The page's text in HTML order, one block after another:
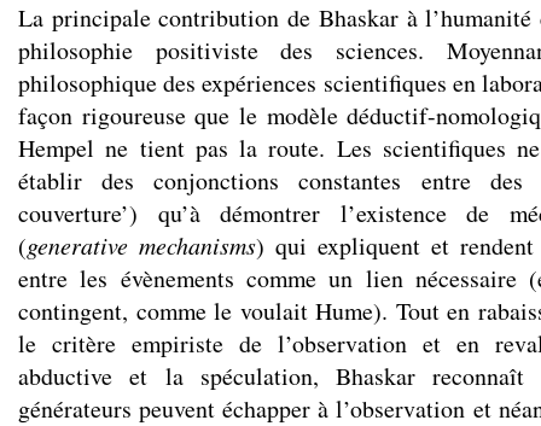
La principale contribution de Bhaskar à l’humanité
philosophie positiviste des sciences.
philosophique des expériences scientifiques en
façon rigoureuse que le modèle déductif-
Hempel ne tient pas la route. Les scientifiques
établir des conjonctions constantes entre des
couverture’) qu’à démontrer l’existence de
(generative mechanisms) qui expliquent et
entre les évènements comme un lien nécessaire
contingent, comme le voulait Hume). Tout en
le critère empiriste de l’observation et en
abductive et la spéculation, Bhaskar reconnaît
générateurs peuvent échapper à l’observation et